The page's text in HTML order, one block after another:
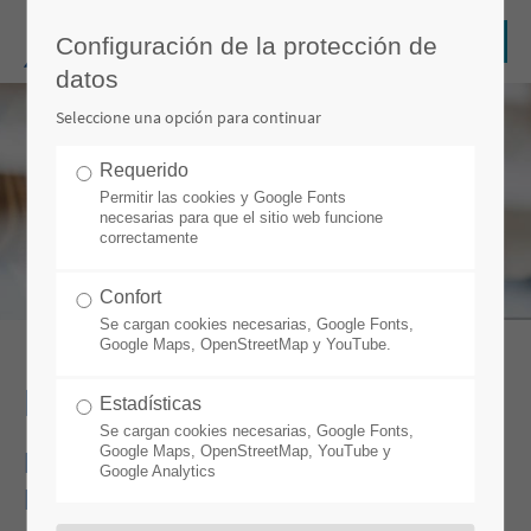
PROTECCIÓN DE DATOS
DECLARACIÓN DE PROTECCIÓN DE
DATOS
Configuración de la protección de
datos
Seleccione una opción para continuar
Requerido
Permitir las cookies y Google Fonts
necesarias para que el sitio web funcione
correctamente
Confort
Se cargan cookies necesarias, Google Fonts,
Google Maps, OpenStreetMap y YouTube.
Estadísticas
Se cargan cookies necesarias, Google Fonts,
Google Maps, OpenStreetMap, YouTube y
Google Analytics